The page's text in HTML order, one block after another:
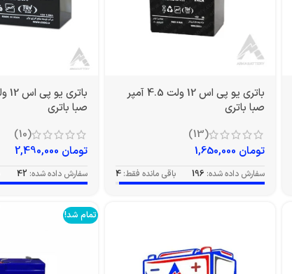
باتری یو پی اس 12 ولت 4.5 آمپر
صبا باتری
(13)
تومان
سفارش داده شده: 196 باقی مانده فقط: 4
صبا باتری
(10)
تومان
سفارش داده شده: 42
تمام شد!